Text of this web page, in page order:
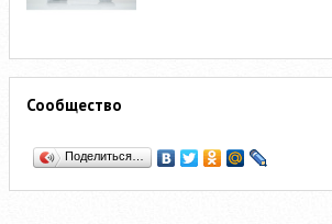
Сообщество
Поделиться…